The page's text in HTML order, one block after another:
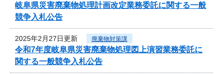
岐阜県災害廃棄物処理計画改定業務委託に関する一般
競争入札公告
2025年2月27日更新 廃棄物対策課
令和7年度岐阜県災害廃棄物処理図上演習業務委託に
関する一般競争入札公告